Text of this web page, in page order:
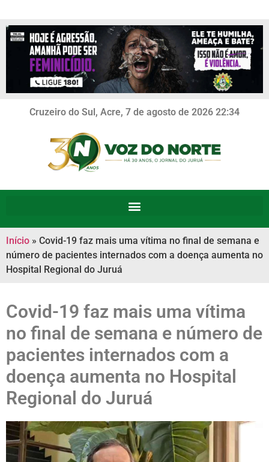
Cruzeiro do Sul, Acre, 7 de agosto de 2026 22:34
Início » Covid-19 faz mais uma vítima no final de semana e
número de pacientes internados com a doença aumenta no
Hospital Regional do Juruá
Covid-19 faz mais uma vítima
no final de semana e número de
pacientes internados com a
doença aumenta no Hospital
Regional do Juruá